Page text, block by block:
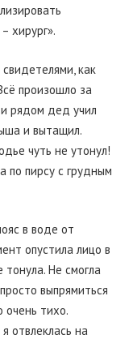
хирург».
как
произошло за
рядом дед учил
и вытащил.
чуть не утонул!
по пирсу с грудным
в воде от
опустила лицо в
Не смогла
выпрямиться
очень тихо.
отвлеклась на